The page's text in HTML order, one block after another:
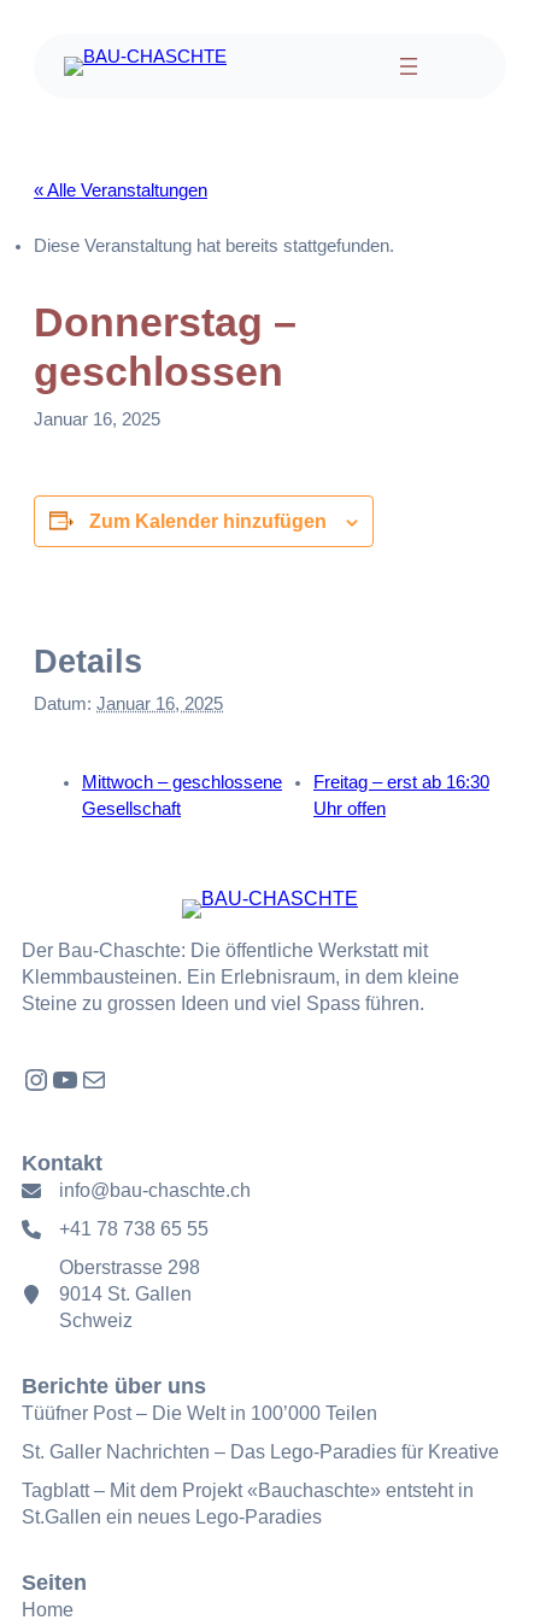
« Alle Veranstaltungen
Diese Veranstaltung hat bereits stattgefunden.
Donnerstag –
geschlossen
Januar 16, 2025
Zum Kalender hinzufügen
Details
Datum: Januar 16, 2025
Mittwoch – geschlossene
Gesellschaft
Freitag – erst ab 16:30
Uhr offen
Der Bau-Chaschte: Die öffentliche Werkstatt mit
Klemmbausteinen. Ein Erlebnisraum, in dem kleine
Steine zu grossen Ideen und viel Spass führen.
Instagram YouTube E-Mail
Kontakt
info@bau-chaschte.ch
+41 78 738 65 55
Oberstrasse 298
9014 St. Gallen
Schweiz
Berichte über uns
Tüüfner Post – Die Welt in 100’000 Teilen
St. Galler Nachrichten – Das Lego-Paradies für Kreative
Tagblatt – Mit dem Projekt «Bauchaschte» entsteht in
St.Gallen ein neues Lego-Paradies
Seiten
Home